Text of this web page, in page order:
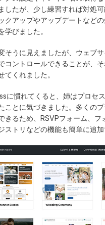
したが、少し練習すれば対処可
クアップやアップデートなど
学びました。
そうに見えましたが、ウェブ
コントロールできることが、
てくれました。
に慣れてくると、姉はプロセ
ことに気づきました。多くの
きるため、RSVPフォーム、フ
ストリなどの機能も簡単に追加